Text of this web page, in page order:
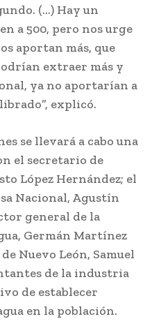
(…) Hay un
a 500, pero nos urge
aportan más, que
extraer más y
ya no aportarían a
explicó.
se llevará a cabo una
el secretario de
López Hernández; el
Nacional, Agustín
general de la
Germán Martínez
Nuevo León, Samuel
de la industria
de establecer
en la población.